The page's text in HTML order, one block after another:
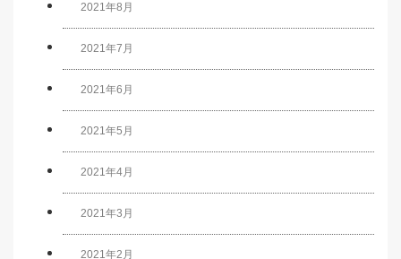
2021年8月
2021年7月
2021年6月
2021年5月
2021年4月
2021年3月
2021年2月